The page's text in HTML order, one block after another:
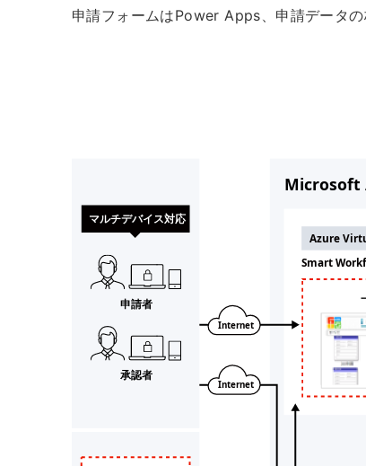
申請フォームはPower Apps、申請データ